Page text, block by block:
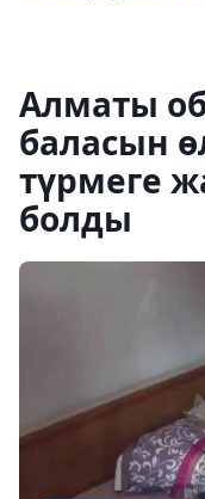
Алматы
баласын
түрмеге
болды